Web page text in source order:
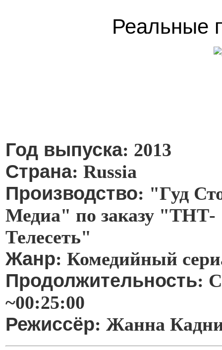
Реальные
Год выпуска: 2013
Страна: Russia
Производство: "Гуд
Медиа" по заказу "ТНТ-
Телесеть"
Жанр: Комедийный
Продолжительность:
~00:25:00
Режиссёр: Жанна